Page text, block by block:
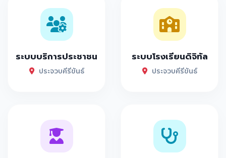
ระบบบริการประชาชน
ประจวบคีรีขันธ์
ระบบโรงเรียนดิจิทัล
ประจวบคีรีขันธ์